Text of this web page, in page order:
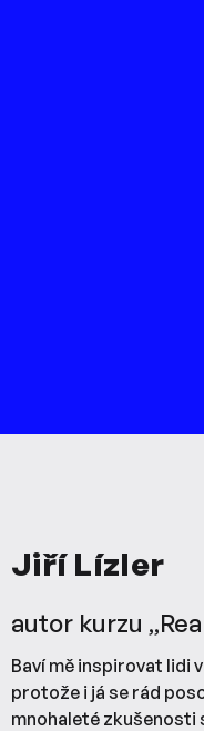
Jiří Lízler
autor kurzu
Baví mě inspirovat lidi
protože i já se rád
mnohaleté zkušenosti